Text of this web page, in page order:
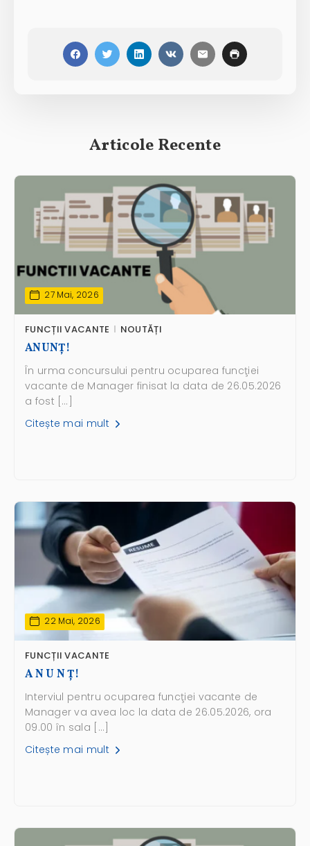
Articole Recente
27 Mai, 2026
FUNCȚII VACANTE NOUTĂȚI
ANUNŢ!
În urma concursului pentru ocuparea funcţiei
vacante de Manager finisat la data de 26.05.2026
a fost […]
Citește mai mult
22 Mai, 2026
FUNCȚII VACANTE
A N U N Ţ!
Interviul pentru ocuparea funcţiei vacante de
Manager va avea loc la data de 26.05.2026, ora
09.00 în sala […]
Citește mai mult